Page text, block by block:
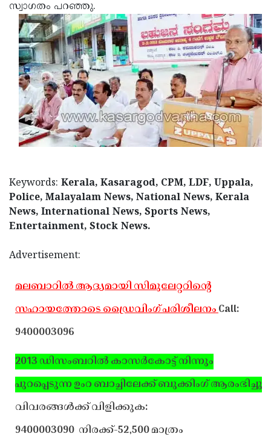
സ്വാഗതം പറഞ്ഞു.
Keywords: Kerala, Kasaragod, CPM, LDF, Uppala,
Police, Malayalam News, National News, Kerala
News, International News, Sports News,
Entertainment, Stock News.
Advertisement:
മലബാറില്‍ ആദ്യമായി സിമുലേറ്ററിന്റെ
സഹായത്തോടെ ഡ്രൈവിംഗ് പരിശീലനംCall:
9400003096
2013 ഡിസംബറില്‍ കാസര്‍കോട്ട് നിന്നും
പുറപ്പെടുന്ന ഉംറ ബാച്ചിലേക്ക് ബുക്കിംഗ് ആരംഭിച്ചു.
വിവരങ്ങള്‍ക്ക് വിളിക്കുക:
9400003090 നിരക്ക്-52,500 മാത്രം